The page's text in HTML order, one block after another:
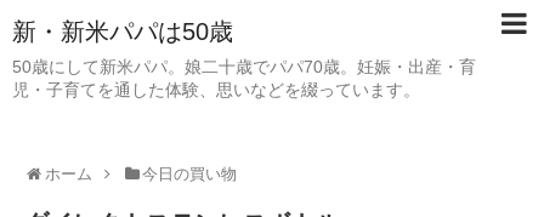
新・新米パパは50歳
50歳にして新米パパ。娘二十歳でパパ70歳。妊娠・出産・育
児・子育てを通した体験、思いなどを綴っています。
ホーム 今日の買い物